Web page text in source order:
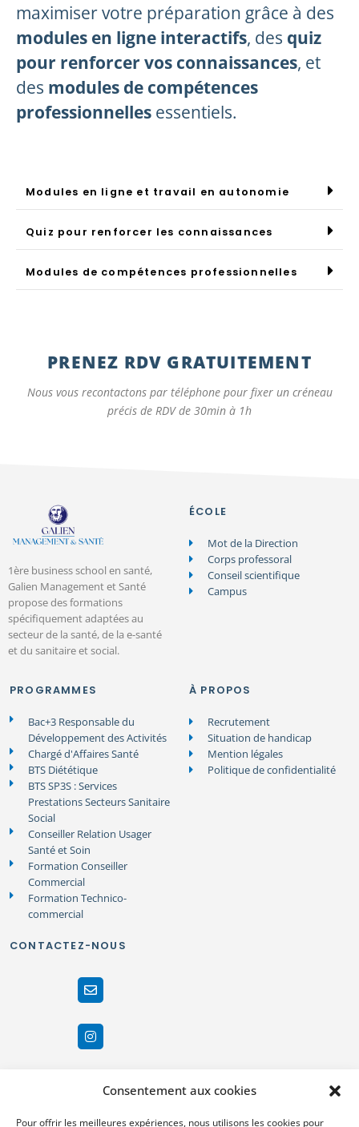
Consentement aux cookies
Pour offrir les meilleures expériences, nous utilisons les cookies pour
maximiser votre préparation grâce à des
modules en ligne interactifs, des quiz
pour renforcer vos connaissances, et
des modules de compétences
professionnelles essentiels.
Modules en ligne et travail en autonomie
Quiz pour renforcer les connaissances
Modules de compétences professionnelles
PRENEZ RDV GRATUITEMENT
Nous vous recontactons par téléphone pour fixer un créneau
précis de RDV de 30min à 1h
1ère business school en santé,
Galien Management et Santé
propose des formations
spécifiquement adaptées au
secteur de la santé, de la e-santé
et du sanitaire et social.
ÉCOLE
Mot de la Direction
Corps professoral
Conseil scientifique
Campus
PROGRAMMES
Bac+3 Responsable du
Développement des Activités
Chargé d'Affaires Santé
BTS Diététique
BTS SP3S : Services
Prestations Secteurs Sanitaire
Social
Conseiller Relation Usager
Santé et Soin
Formation Conseiller
Commercial
Formation Technico-
commercial
À PROPOS
Recrutement
Situation de handicap
Mention légales
Politique de confidentialité
CONTACTEZ-NOUS